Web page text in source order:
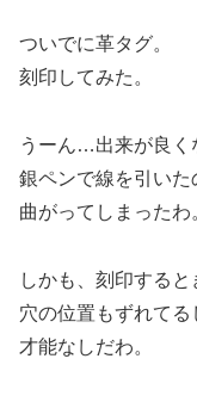
ついでに革タグ。
刻印してみた。
うーん…出来が良く
銀ペンで線を引いた
曲がってしまったわ
しかも、刻印すると
穴の位置もずれてる
才能なしだわ。